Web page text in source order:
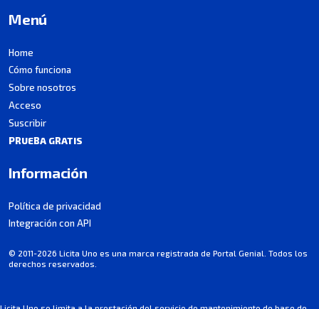
Menú
Home
Cómo funciona
Sobre nosotros
Acceso
Suscribir
PRUEBA GRATIS
Información
Política de privacidad
Integración con API
© 2011-2026 Licita Uno es una marca registrada de Portal Genial. Todos los
derechos reservados.